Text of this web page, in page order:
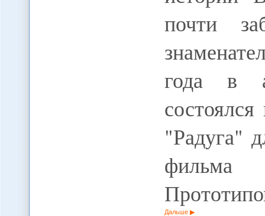
почти
года в
"Радуга"
фильма
Дальше